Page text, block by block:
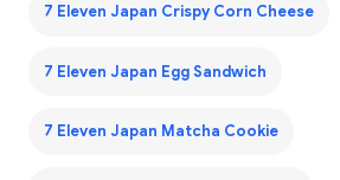
7 Eleven Japan Crispy Corn Cheese
7 Eleven Japan Egg Sandwich
7 Eleven Japan Matcha Cookie